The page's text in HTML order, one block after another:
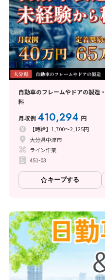
自動車のフレームやドアの製造
料
月収例 410,294 円
【時給】1,700～2,125円
大分県中津市
ライン作業
451-03
キープする